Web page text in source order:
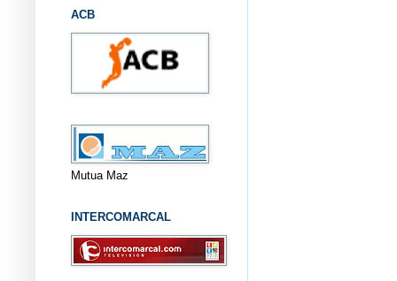
ACB
Mutua Maz
INTERCOMARCAL